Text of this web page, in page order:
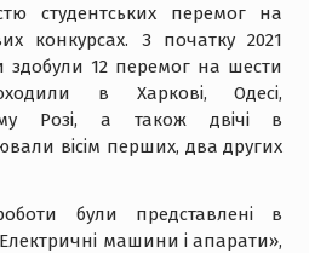
студентських перемог на
конкурсах. З початку 2021
здобули 12 перемог на шести
в Харкові, Одесі,
Розі, а також двічі в
вісім перших, два других
були представлені в
машини і апарати»,